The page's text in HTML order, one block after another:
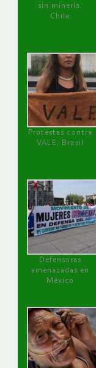
sin minería.
Chile
Protestas contra
VALE, Brasil
Defensoras
amenazadas en
México